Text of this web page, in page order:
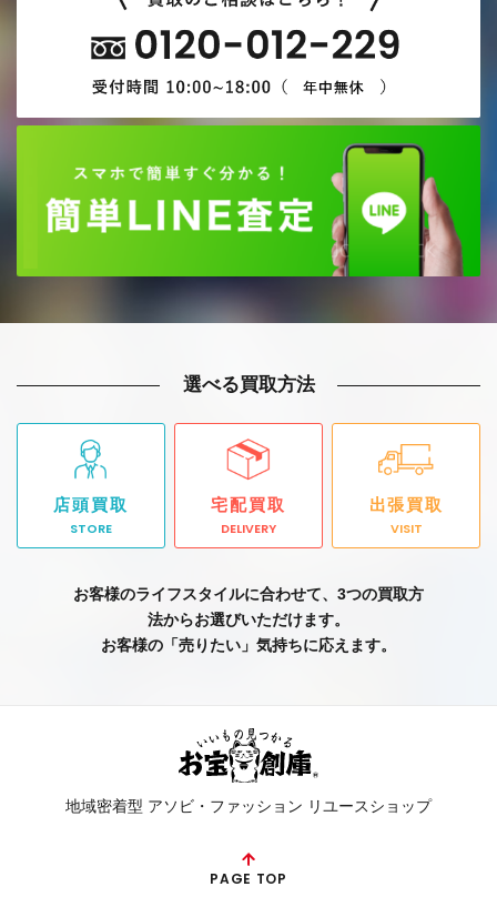
選べる買取方法
店頭買取
STORE
宅配買取
DELIVERY
出張買取
VISIT
お客様のライフスタイルに合わせて、3つの買取方
法からお選びいただけます。
お客様の「売りたい」気持ちに応えます。
地域密着型 アソビ・ファッション リユースショップ
PAGE TOP